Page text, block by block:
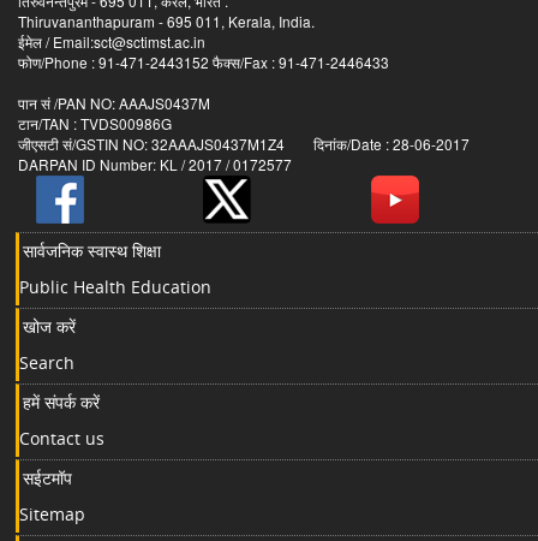
Thiruvananthapuram - 695 011, Kerala, India.
ईमेल / Email:sct@sctimst.ac.in
फोण/Phone : 91-471-2443152 फैक्स/Fax : 91-471-2446433
पान सं /PAN NO: AAAJS0437M
टान/TAN : TVDS00986G
जीएसटी सं/GSTIN NO: 32AAAJS0437M1Z4 दिनांक/Date : 28-06-2017
DARPAN ID Number: KL / 2017 / 0172577
सार्वजनिक स्वास्थ शिक्षा
Public Health Education
खोज करें
Search
हमें संपर्क करें
Contact us
सईटमॉप
Sitemap